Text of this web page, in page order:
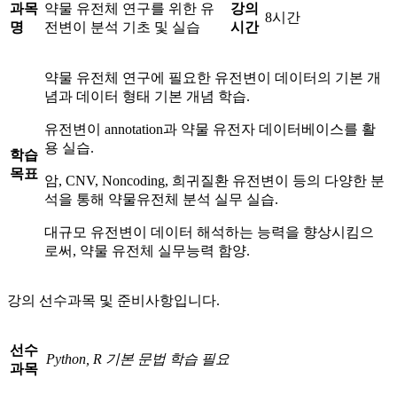
과목
명
약물 유전체 연구를 위한 유
전변이 분석 기초 및 실습
강의
시간
8시간
학습
목표
약물 유전체 연구에 필요한 유전변이 데이터의 기본 개
념과 데이터 형태 기본 개념 학습.
유전변이 annotation과 약물 유전자 데이터베이스를 활
용 실습.
암, CNV, Noncoding, 희귀질환 유전변이 등의 다양한 분
석을 통해 약물유전체 분석 실무 실습.
대규모 유전변이 데이터 해석하는 능력을 향상시킴으
로써, 약물 유전체 실무능력 함양.
강의 선수과목 및 준비사항입니다.
선수
과목
Python, R 기본 문법 학습 필요